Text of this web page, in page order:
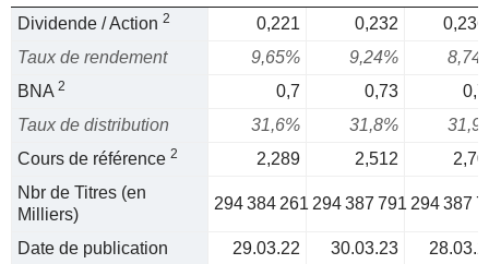
Dividende / Action 2 0,221 0,232
Taux de rendement
9,65% 9,24%
BNA 2 0,7 0,73
Taux de distribution
31,6% 31,8%
Cours de référence 2 2,289 2,512
Nbr de Titres (en
Milliers)
294 384 261 294 387 791 294 387
Date de publication 29.03.22 30.03.23